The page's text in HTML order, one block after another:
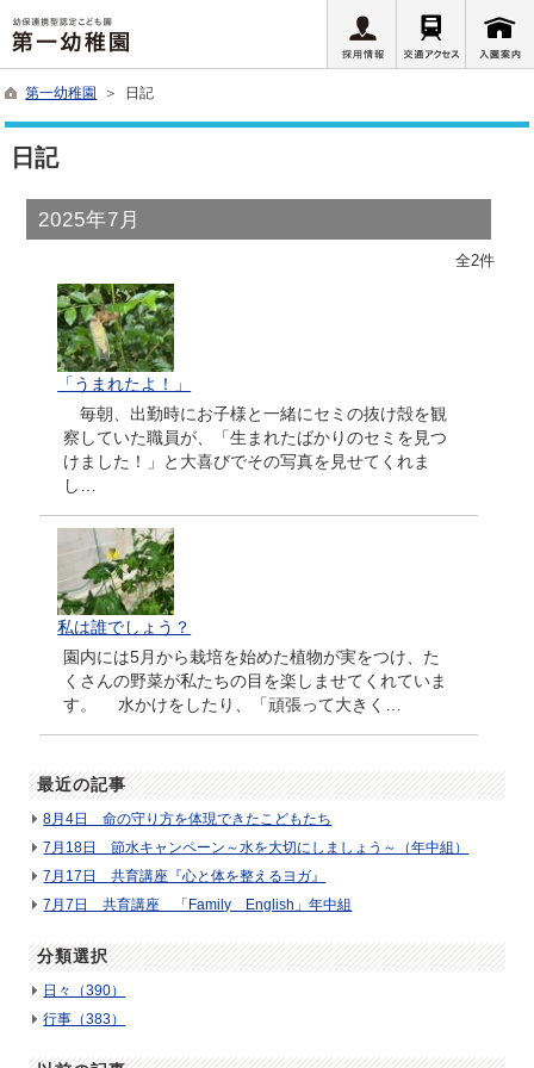
第一幼稚園 ＞ 日記
日記
2025年7月
全2件
「うまれたよ！」
毎朝、出勤時にお子様と一緒にセミの抜け殻を観
察していた職員が、「生まれたばかりのセミを見つ
けました！」と大喜びでその写真を見せてくれま
し…
私は誰でしょう？
園内には5月から栽培を始めた植物が実をつけ、た
くさんの野菜が私たちの目を楽しませてくれていま
す。 水かけをしたり、「頑張って大きく…
最近の記事
8月4日 命の守り方を体現できたこどもたち
7月18日 節水キャンペーン～水を大切にしましょう～（年中組）
7月17日 共育講座『心と体を整えるヨガ』
7月7日 共育講座 「Family English」年中組
分類選択
日々（390）
行事（383）